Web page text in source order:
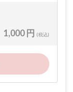
1,000 円 (税込)